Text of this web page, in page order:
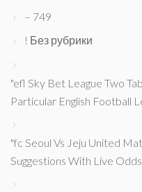
– 749
! Без рубрики
"efl Sky Bet League Two
Particular English Football
"fc Seoul Vs Jeju United
Suggestions With Live